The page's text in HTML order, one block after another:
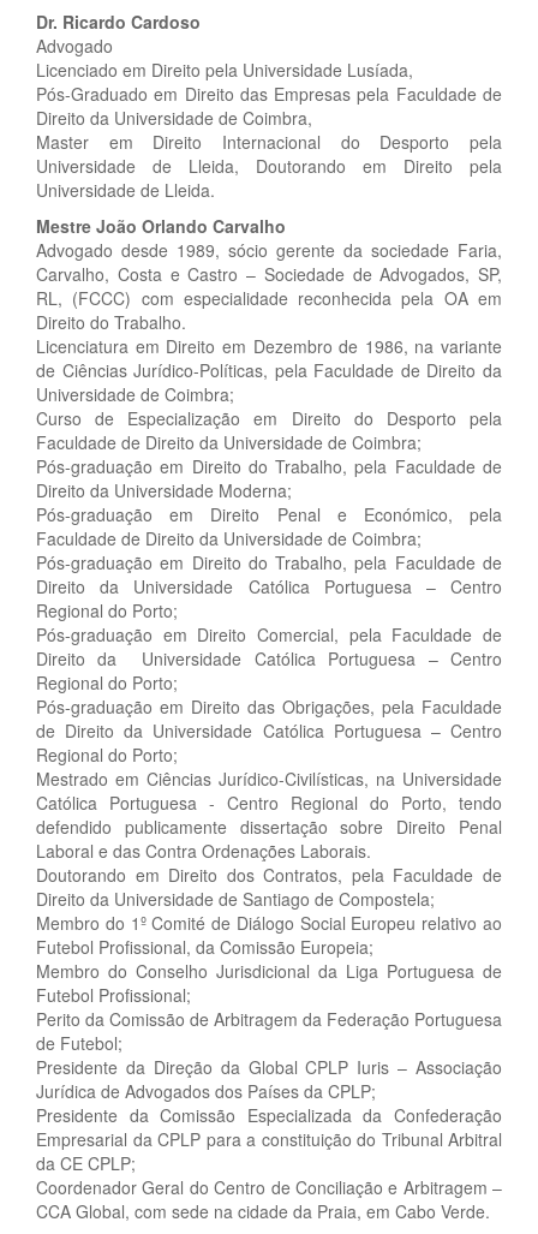
Dr. Ricardo Cardoso
Advogado
Licenciado em Direito pela Universidade Lusíada,
Pós-Graduado em Direito das Empresas pela Faculdade de
Direito da Universidade de Coimbra,
Master em Direito Internacional do Desporto pela
Universidade de Lleida, Doutorando em Direito pela
Universidade de Lleida.
Mestre João Orlando Carvalho
Advogado desde 1989, sócio gerente da sociedade Faria,
Carvalho, Costa e Castro – Sociedade de Advogados, SP,
RL, (FCCC) com especialidade reconhecida pela OA em
Direito do Trabalho.
Licenciatura em Direito em Dezembro de 1986, na variante
de Ciências Jurídico-Políticas, pela Faculdade de Direito da
Universidade de Coimbra;
Curso de Especialização em Direito do Desporto pela
Faculdade de Direito da Universidade de Coimbra;
Pós-graduação em Direito do Trabalho, pela Faculdade de
Direito da Universidade Moderna;
Pós-graduação em Direito Penal e Económico, pela
Faculdade de Direito da Universidade de Coimbra;
Pós-graduação em Direito do Trabalho, pela Faculdade de
Direito da Universidade Católica Portuguesa – Centro
Regional do Porto;
Pós-graduação em Direito Comercial, pela Faculdade de
Direito da Universidade Católica Portuguesa – Centro
Regional do Porto;
Pós-graduação em Direito das Obrigações, pela Faculdade
de Direito da Universidade Católica Portuguesa – Centro
Regional do Porto;
Mestrado em Ciências Jurídico-Civilísticas, na Universidade
Católica Portuguesa - Centro Regional do Porto, tendo
defendido publicamente dissertação sobre Direito Penal
Laboral e das Contra Ordenações Laborais.
Doutorando em Direito dos Contratos, pela Faculdade de
Direito da Universidade de Santiago de Compostela;
Membro do 1º Comité de Diálogo Social Europeu relativo ao
Futebol Profissional, da Comissão Europeia;
Membro do Conselho Jurisdicional da Liga Portuguesa de
Futebol Profissional;
Perito da Comissão de Arbitragem da Federação Portuguesa
de Futebol;
Presidente da Direção da Global CPLP Iuris – Associação
Jurídica de Advogados dos Países da CPLP;
Presidente da Comissão Especializada da Confederação
Empresarial da CPLP para a constituição do Tribunal Arbitral
da CE CPLP;
Coordenador Geral do Centro de Conciliação e Arbitragem –
CCA Global, com sede na cidade da Praia, em Cabo Verde.